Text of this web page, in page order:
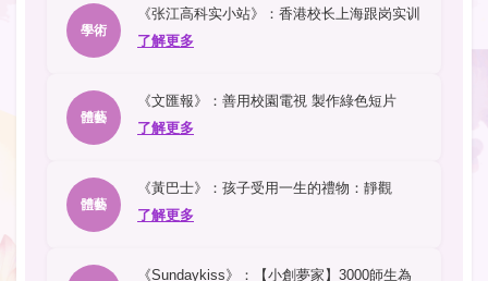
學術
《张江高科实小站》：香港校长上海跟岗实训
了解更多
體藝
《文匯報》：善用校園電視 製作綠色短片
了解更多
體藝
《黃巴士》：孩子受用一生的禮物：靜觀
了解更多
《Sundaykiss》：【小創夢家】3000師生為